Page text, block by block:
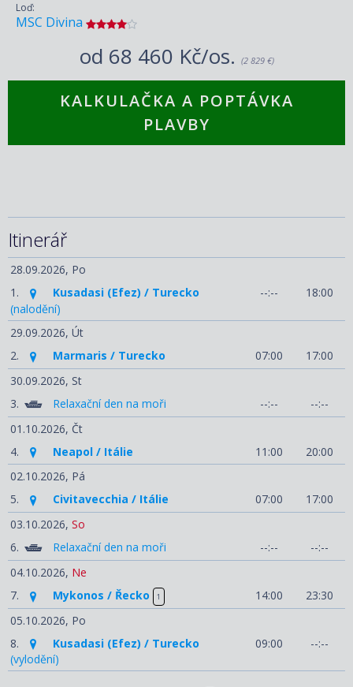
Loď:
MSC Divina
od 68 460 Kč/os. (2 829 €)
KALKULAČKA A POPTÁVKA
PLAVBY
Itinerář
28.09.2026, Po
1.
Kusadasi (Efez) / Turecko
(nalodění)
--:-- 18:00
29.09.2026, Út
2.
Marmaris / Turecko 07:00
17:00
30.09.2026, St
3.
Relaxační den na moři --:--
--:--
01.10.2026, Čt
4.
Neapol / Itálie 11:00
20:00
02.10.2026, Pá
5.
Civitavecchia / Itálie 07:00
17:00
03.10.2026, So
6.
Relaxační den na moři --:--
--:--
04.10.2026, Ne
7.
Mykonos / Řecko 1 14:00
23:30
05.10.2026, Po
8.
Kusadasi (Efez) / Turecko
(vylodění)
09:00 --:--